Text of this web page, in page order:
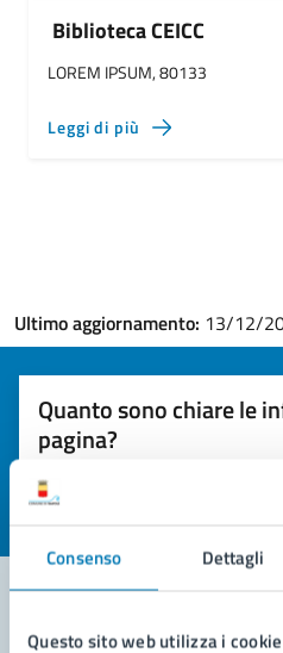
Consenso Dettagli
Questo sito web utilizza i cookie
Biblioteca CEICC
LOREM IPSUM, 80133
Leggi di più
Ultimo aggiornamento: 13/12/
Quanto sono chiare le
pagina?
Valuta la chiarezza delle
Seleziona il numero di stelle